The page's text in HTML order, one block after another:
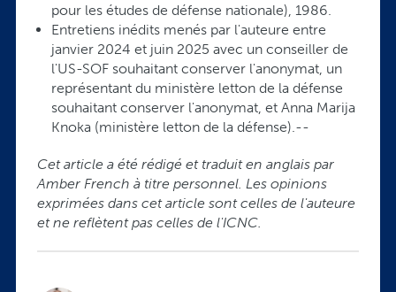
pour les études de défense nationale), 1986.
Entretiens inédits menés par l'auteure entre
janvier 2024 et juin 2025 avec un conseiller de
l'US-SOF souhaitant conserver l'anonymat, un
représentant du ministère letton de la défense
souhaitant conserver l'anonymat, et Anna Marija
Knoka (ministère letton de la défense).--
Cet article a été rédigé et traduit en anglais par
Amber French à titre personnel. Les opinions
exprimées dans cet article sont celles de l'auteure
et ne reflètent pas celles de l'ICNC.